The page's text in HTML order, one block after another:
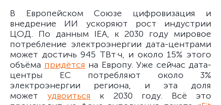
В Европейском Союзе цифровизация и
внедрение ИИ ускоряют рост индустрии
ЦОД. По данным IEA, к 2030 году мировое
потребление электроэнергии дата-центрами
может достичь 945 ТВт·ч, и около 15% этого
объёма придётся на Европу. Уже сейчас дата-
центры ЕС потребляют около 3%
электроэнергии региона, и эта доля
может удвоиться к 2030 году. Всё это